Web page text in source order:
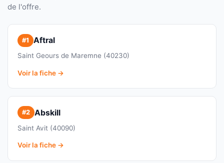
de l'offre.
#1 Aftral
Saint Geours de Maremne (40230)
Voir la fiche →
#2 Abskill
Saint Avit (40090)
Voir la fiche →